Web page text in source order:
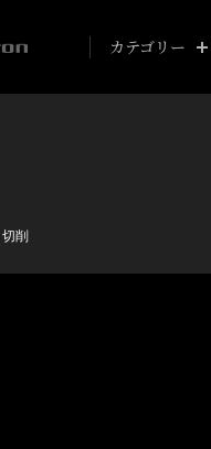
カテゴリー
切削